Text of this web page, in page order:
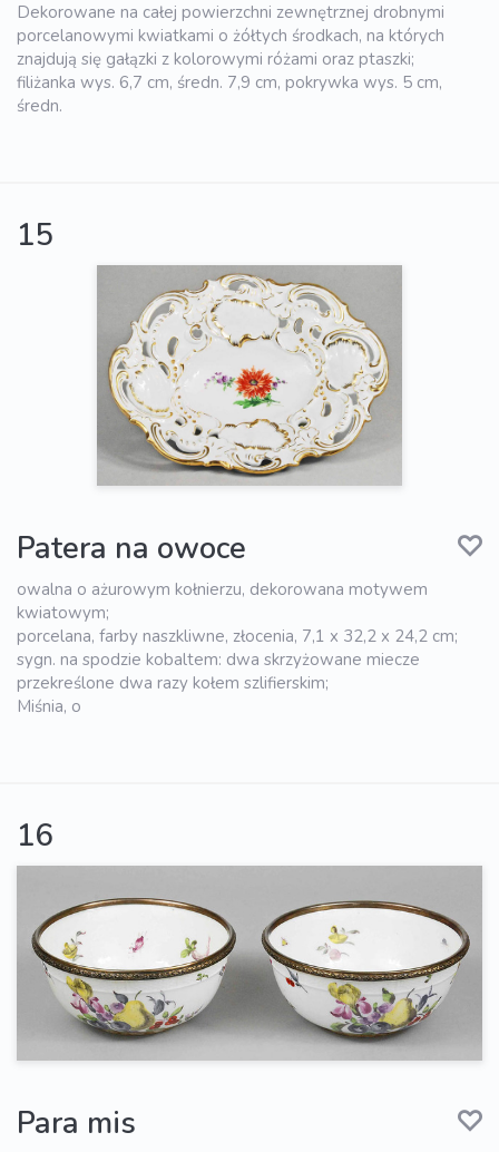
Dekorowane na całej powierzchni zewnętrznej drobnymi
porcelanowymi kwiatkami o żółtych środkach, na których
znajdują się gałązki z kolorowymi różami oraz ptaszki;
filiżanka wys. 6,7 cm, średn. 7,9 cm, pokrywka wys. 5 cm,
średn.
15
Patera na owoce
owalna o ażurowym kołnierzu, dekorowana motywem
kwiatowym;
porcelana, farby naszkliwne, złocenia, 7,1 x 32,2 x 24,2 cm;
sygn. na spodzie kobaltem: dwa skrzyżowane miecze
przekreślone dwa razy kołem szlifierskim;
Miśnia, o
16
Para mis